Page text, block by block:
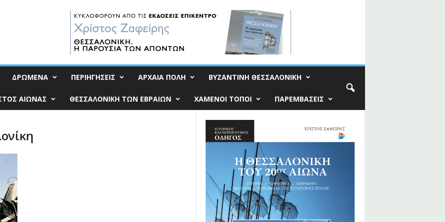
ΔΡΩΜΕΝΑ ΠΕΡΙΗΓΗΣΕΙΣ ΑΡΧΑΙΑ ΠΟΛΗ ΒΥΖΑΝΤΙΝΗ ΘΕΣΣΑΛΟΝΙΚΗ
ΑΙΩΝΑΣ ΘΕΣΣΑΛΟΝΙΚΗ ΤΩΝ ΕΒΡΑΙΩΝ ΧΑΜΕΝΟΙ ΤΟΠΟΙ ΠΑΡΕΜΒΑΣΕΙΣ